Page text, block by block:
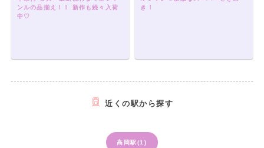
ンルの品揃え！！ 新作も続々入荷
中♡
き！
近くの駅から探す
高岡駅(1)